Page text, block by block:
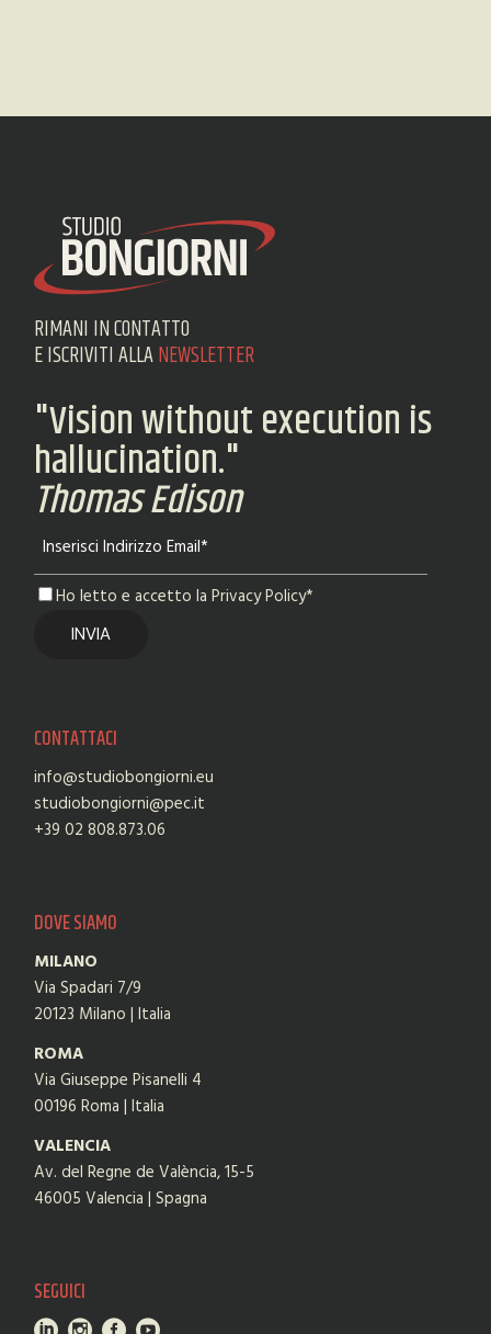
RIMANI IN CONTATTO
E ISCRIVITI ALLANEWSLETTER
"Vision without execution is
hallucination."
Thomas Edison
Ho letto e accetto la Privacy Policy*
CONTATTACI
info@studiobongiorni.eu
studiobongiorni@pec.it
+39 02 808.873.06
DOVE SIAMO
MILANO
Via Spadari 7/9
20123 Milano | Italia
ROMA
Via Giuseppe Pisanelli 4
00196 Roma | Italia
VALENCIA
Av. del Regne de València, 15-5
46005 Valencia | Spagna
SEGUICI